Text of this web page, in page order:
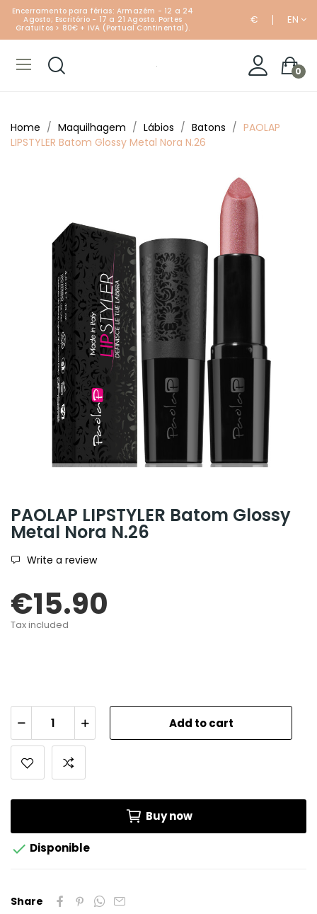
Encerramento para férias: Armazém - 12 a 24
Agosto; Escritório - 17 a 21 Agosto. Portes
Gratuitos > 80€ + IVA (Portual Continental).
€ EN
0
Home Maquilhagem Lábios Batons
PAOLAP
LIPSTYLER Batom Glossy Metal Nora N.26
PAOLAP LIPSTYLER Batom Glossy
Metal Nora N.26
Write a review
€15.90
Tax included
Add to cart
Buy now
 Disponible
Share